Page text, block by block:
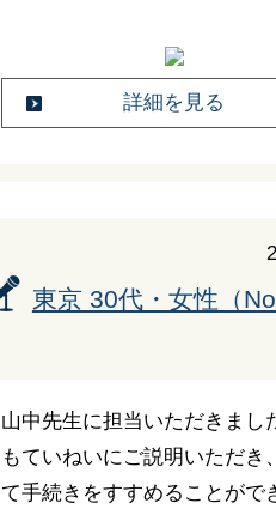
詳細を見る
東京 30代・女性（
山中先生に担当いただきまし
もていねいにご説明いただき
て手続きをすすめることがで